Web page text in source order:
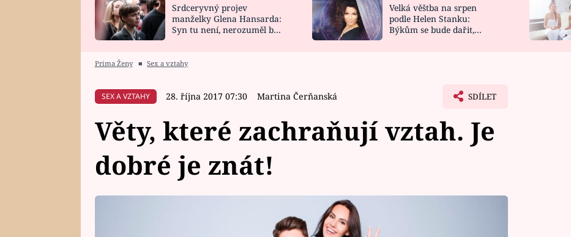
HOROSKOP NA
CELEBRITY
VAŘENÍ
NOVINKY
VIDEORECEPTY
DESIGN
Srdceryvný projev
manželky Glena Hansarda:
Syn tu není, nerozuměl by
Velká věštba na srpen
podle Helen Stanku:
Býkům se bude dařit,
Prima Ženy ■ Sex a vztahy
SEX A VZTAHY 28. října 2017 07:30 Martina Čerňanská SDÍLET
Věty, které zachraňují vztah. Je
dobré je znát!